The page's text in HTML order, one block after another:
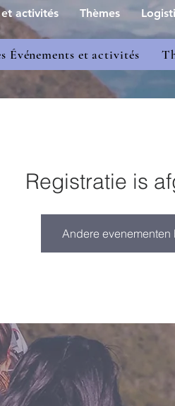
Événements et activités
activités Thèmes
Registratie is
Andere evenementen